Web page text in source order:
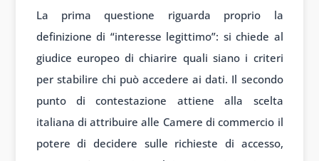
La prima questione riguarda proprio la
definizione di “interesse legittimo”: si chiede al
giudice europeo di chiarire quali siano i criteri
per stabilire chi può accedere ai dati. Il secondo
punto di contestazione attiene alla scelta
italiana di attribuire alle Camere di commercio il
potere di decidere sulle richieste di accesso,